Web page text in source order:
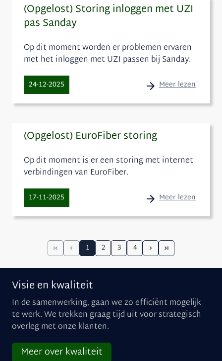
(Opgelost) Storing inloggen met UZI
pas Sanday
Op dit moment worden er problemen ervaren
met het inloggen met UZI passen bij Sanday.
24-12-2025 Meer lezen
(Opgelost) EuroFiber storing
Op dit moment is er een storing met internet
verbindingen van EuroFiber.
17-11-2025 Meer lezen
1 2 3 4
Visie en kwaliteit
In de samenwerking, gaan we zo efficiënt mogelijk
te werk. We trekken graag tijd uit voor strategisch
overleg met onze klanten.
Meer over kwaliteit